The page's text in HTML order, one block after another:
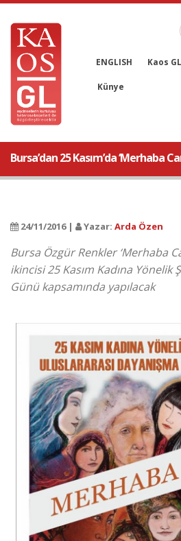
ENGLISH Kaos
Künye
Bursa’dan 25 Kasım’da ‘Merhaba
24/11/2016 | Yazar: Arda Özen
Bursa Özgür Renkler ‘Merhaba
ikincisi 25 Kasım Kadına Yönelik
Günü kapsamında yapılacak